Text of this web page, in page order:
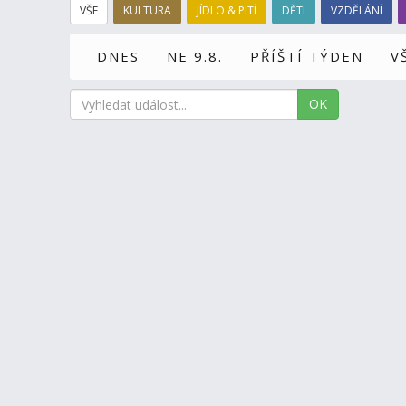
VŠE KULTURA JÍDLO & PITÍ DĚTI VZDĚLÁNÍ
DNES NE 9.8. PŘÍŠTÍ TÝDEN
OK